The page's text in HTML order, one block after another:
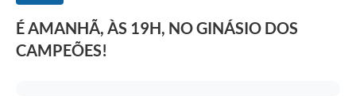
É AMANHÃ, ÀS 19H, NO GINÁSIO DOS
CAMPEÕES!